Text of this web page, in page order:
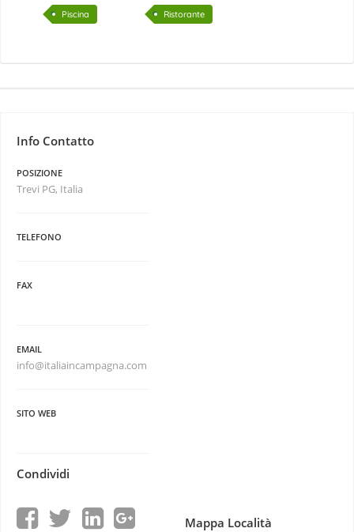
Piscina Ristorante
Info Contatto
POSIZIONE
Trevi PG, Italia
TELEFONO
FAX
EMAIL
info@italiaincampagna.com
SITO WEB
Condividi
Mappa Località